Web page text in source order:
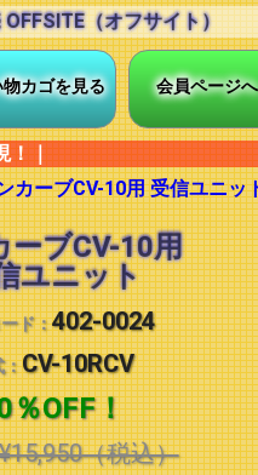
（オフサイト）
物カゴを見る 会員ページへ
！｜
カーブCV-10用 受信ユニッ
ーブCV-10用
ユニット
ド：402-0024
：CV-10RCV
％OFF！
（税込）